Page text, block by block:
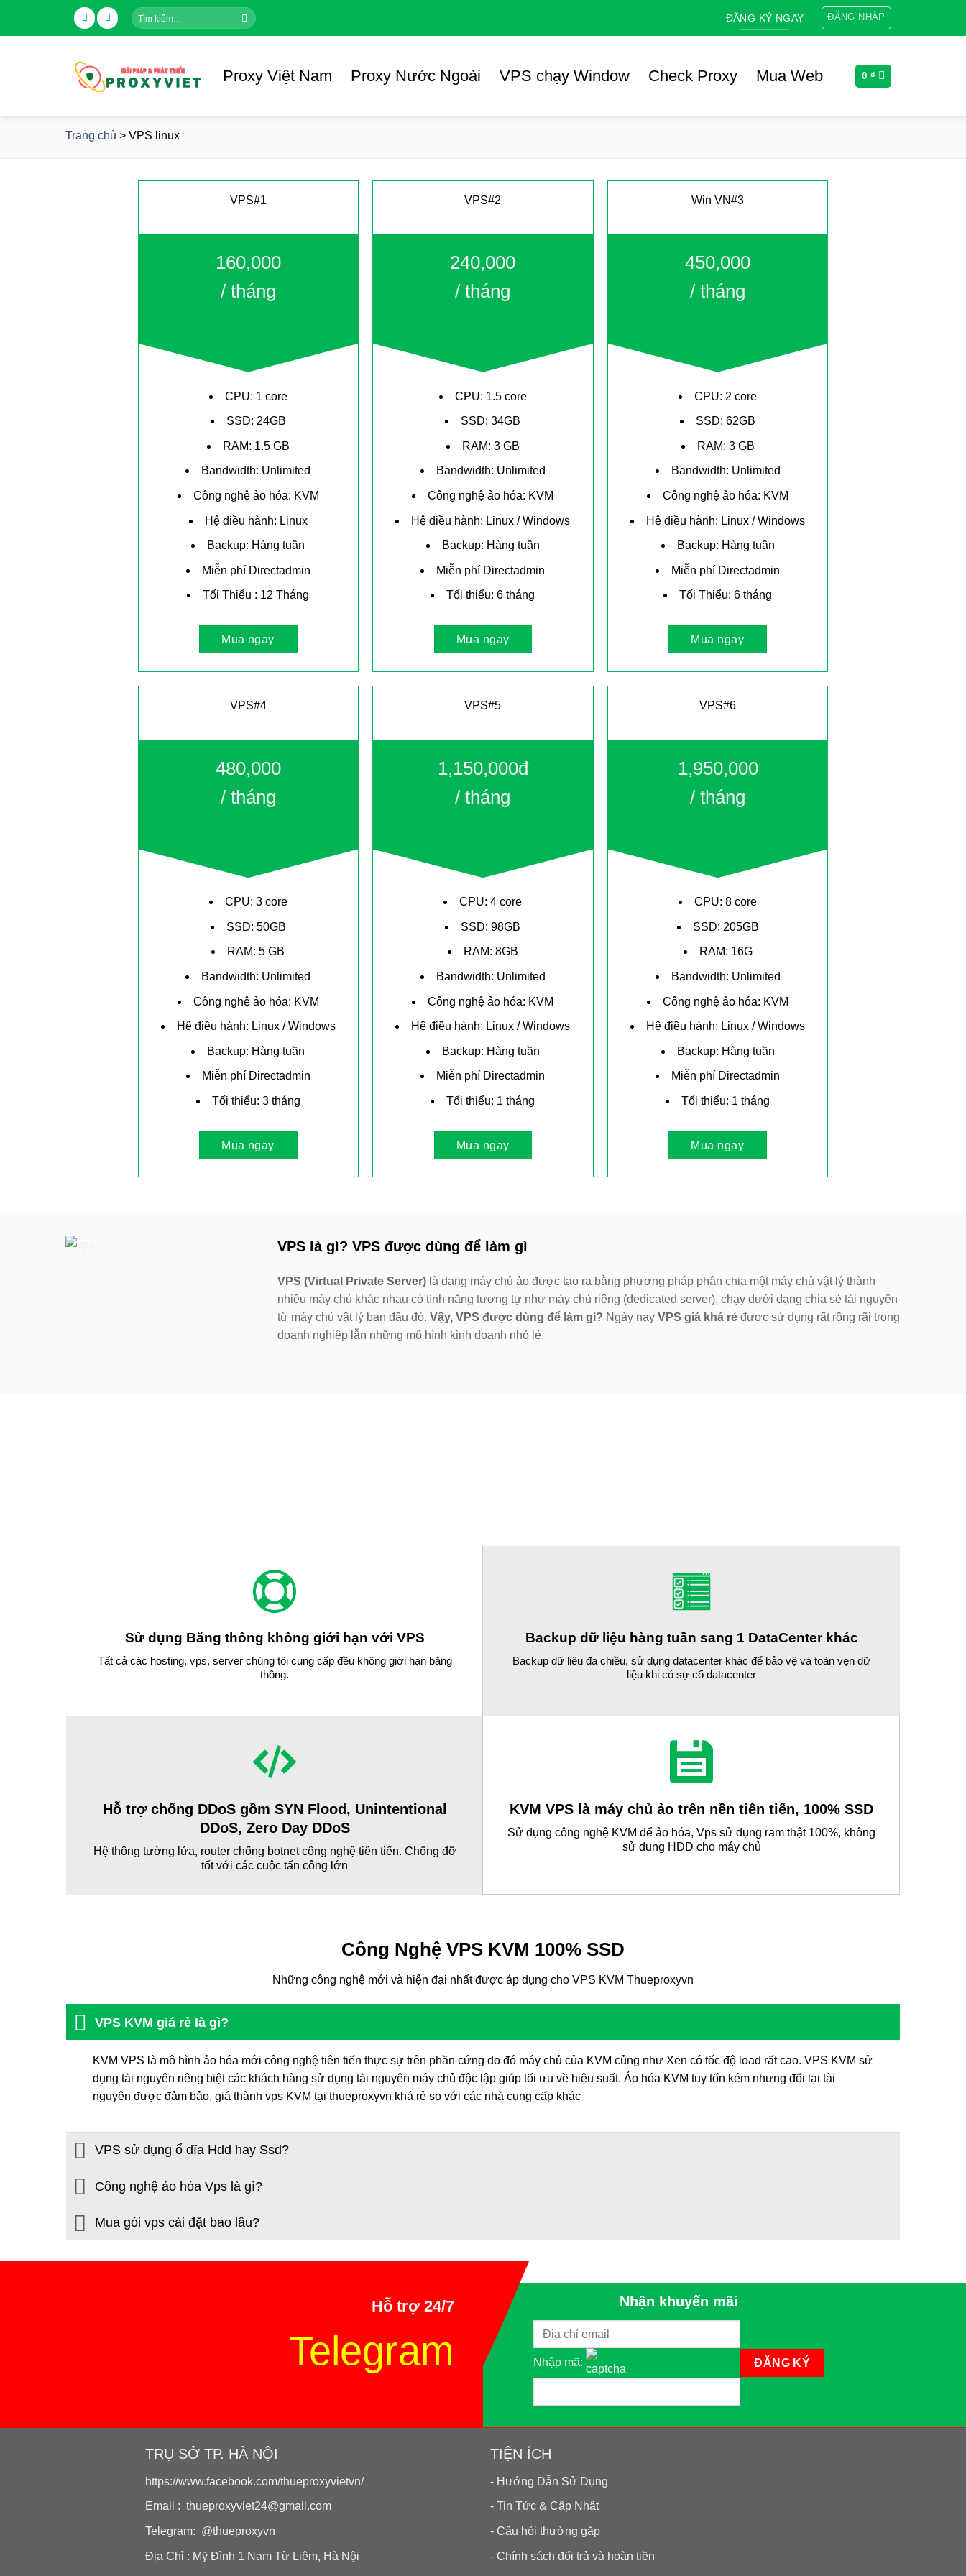
Tìm
kiếm:
ĐĂNG KÝ NGAY ĐĂNG NHẬP
Proxy Việt Nam Proxy Nước Ngoài VPS chạy Window Check Proxy Mua Web 0 ₫
Trang chủ > VPS linux
VPS#1
160,000
/ tháng
CPU: 1 core
SSD: 24GB
RAM: 1.5 GB
Bandwidth: Unlimited
Công nghệ ảo hóa: KVM
Hệ điều hành: Linux
Backup: Hàng tuần
Miễn phí Directadmin
Tối Thiểu : 12 Tháng
Mua ngay
VPS#2
240,000
/ tháng
CPU: 1.5 core
SSD: 34GB
RAM: 3 GB
Bandwidth: Unlimited
Công nghệ ảo hóa: KVM
Hệ điều hành: Linux / Windows
Backup: Hàng tuần
Miễn phí Directadmin
Tối thiểu: 6 tháng
Mua ngay
Win VN#3
450,000
/ tháng
CPU: 2 core
SSD: 62GB
RAM: 3 GB
Bandwidth: Unlimited
Công nghệ ảo hóa: KVM
Hệ điều hành: Linux / Windows
Backup: Hàng tuần
Miễn phí Directadmin
Tối Thiểu: 6 tháng
Mua ngay
VPS#4
480,000
/ tháng
CPU: 3 core
SSD: 50GB
RAM: 5 GB
Bandwidth: Unlimited
Công nghệ ảo hóa: KVM
Hệ điều hành: Linux / Windows
Backup: Hàng tuần
Miễn phí Directadmin
Tối thiểu: 3 tháng
Mua ngay
VPS#5
1,150,000đ
/ tháng
CPU: 4 core
SSD: 98GB
RAM: 8GB
Bandwidth: Unlimited
Công nghệ ảo hóa: KVM
Hệ điều hành: Linux / Windows
Backup: Hàng tuần
Miễn phí Directadmin
Tối thiểu: 1 tháng
Mua ngay
VPS#6
1,950,000
/ tháng
CPU: 8 core
SSD: 205GB
RAM: 16G
Bandwidth: Unlimited
Công nghệ ảo hóa: KVM
Hệ điều hành: Linux / Windows
Backup: Hàng tuần
Miễn phí Directadmin
Tối thiểu: 1 tháng
Mua ngay
VPS là gì? VPS được dùng để làm gì
VPS (Virtual Private Server) là dạng máy chủ ảo được tạo ra bằng phương pháp phân chia một máy chủ vật lý thành
nhiều máy chủ khác nhau có tính năng tương tự như máy chủ riêng (dedicated server), chạy dưới dạng chia sẻ tài nguyên
từ máy chủ vật lý ban đầu đó.Vậy, VPS được dùng để làm gì? Ngày nayVPS giá khá rẻđược sử dụng rất rộng rãi trong
doanh nghiệp lẫn những mô hình kinh doanh nhỏ lẻ.
Sử dụng Băng thông không giới hạn với VPS
Tất cả các hosting, vps, server chúng tôi cung cấp đều không giới hạn băng
thông.
Backup dữ liệu hàng tuần sang 1 DataCenter khác
Backup dữ liêu đa chiều, sử dụng datacenter khác để bảo vệ và toàn vẹn dữ
liệu khi có sự cố datacenter
Hỗ trợ chống DDoS gồm SYN Flood, Unintentional
DDoS, Zero Day DDoS
Hệ thông tường lửa, router chống botnet công nghệ tiên tiến. Chống đỡ
tốt với các cuộc tấn công lớn
KVM VPS là máy chủ ảo trên nền tiên tiến, 100% SSD
Sử dụng công nghệ KVM để ảo hóa, Vps sử dụng ram thật 100%, không
sử dụng HDD cho máy chủ
Công Nghệ VPS KVM 100% SSD
Những công nghệ mới và hiện đại nhất được áp dụng cho VPS KVM Thueproxyvn
VPS KVM giá rẻ là gì?
KVM VPS là mô hình ảo hóa mới công nghệ tiên tiến thực sự trên phần cứng do đó máy chủ của KVM củng như Xen có tốc độ load rất cao. VPS KVM sử
dụng tài nguyên riêng biệt các khách hàng sử dụng tài nguyên máy chủ độc lập giúp tối ưu về hiệu suất. Ảo hóa KVM tuy tốn kém nhưng đổi lại tài
nguyên được đảm bảo, giá thành vps KVM tại thueproxyvn khá rẻ so với các nhà cung cấp khác
VPS sử dụng ổ dĩa Hdd hay Ssd?
Công nghệ ảo hóa Vps là gì?
Mua gói vps cài đặt bao lâu?
Hỗ trợ 24/7
Telegram
Nhận khuyến mãi
Nhập mã:
TRỤ SỞ TP. HÀ NỘI
https://www.facebook.com/thueproxyvietvn/
Email : thueproxyviet24@gmail.com
Telegram: @thueproxyvn
Địa Chỉ : Mỹ Đình 1 Nam Từ Liêm, Hà Nội
TIỆN ÍCH
- Hướng Dẫn Sử Dụng
- Tin Tức & Cập Nhật
- Câu hỏi thường gặp
- Chính sách đổi trả và hoàn tiền